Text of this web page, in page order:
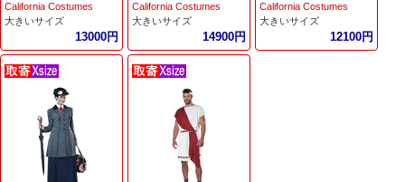
California Costumes
大きいサイズ
13000円
California Costumes
大きいサイズ
14900円
California Costumes
大きいサイズ
12100円